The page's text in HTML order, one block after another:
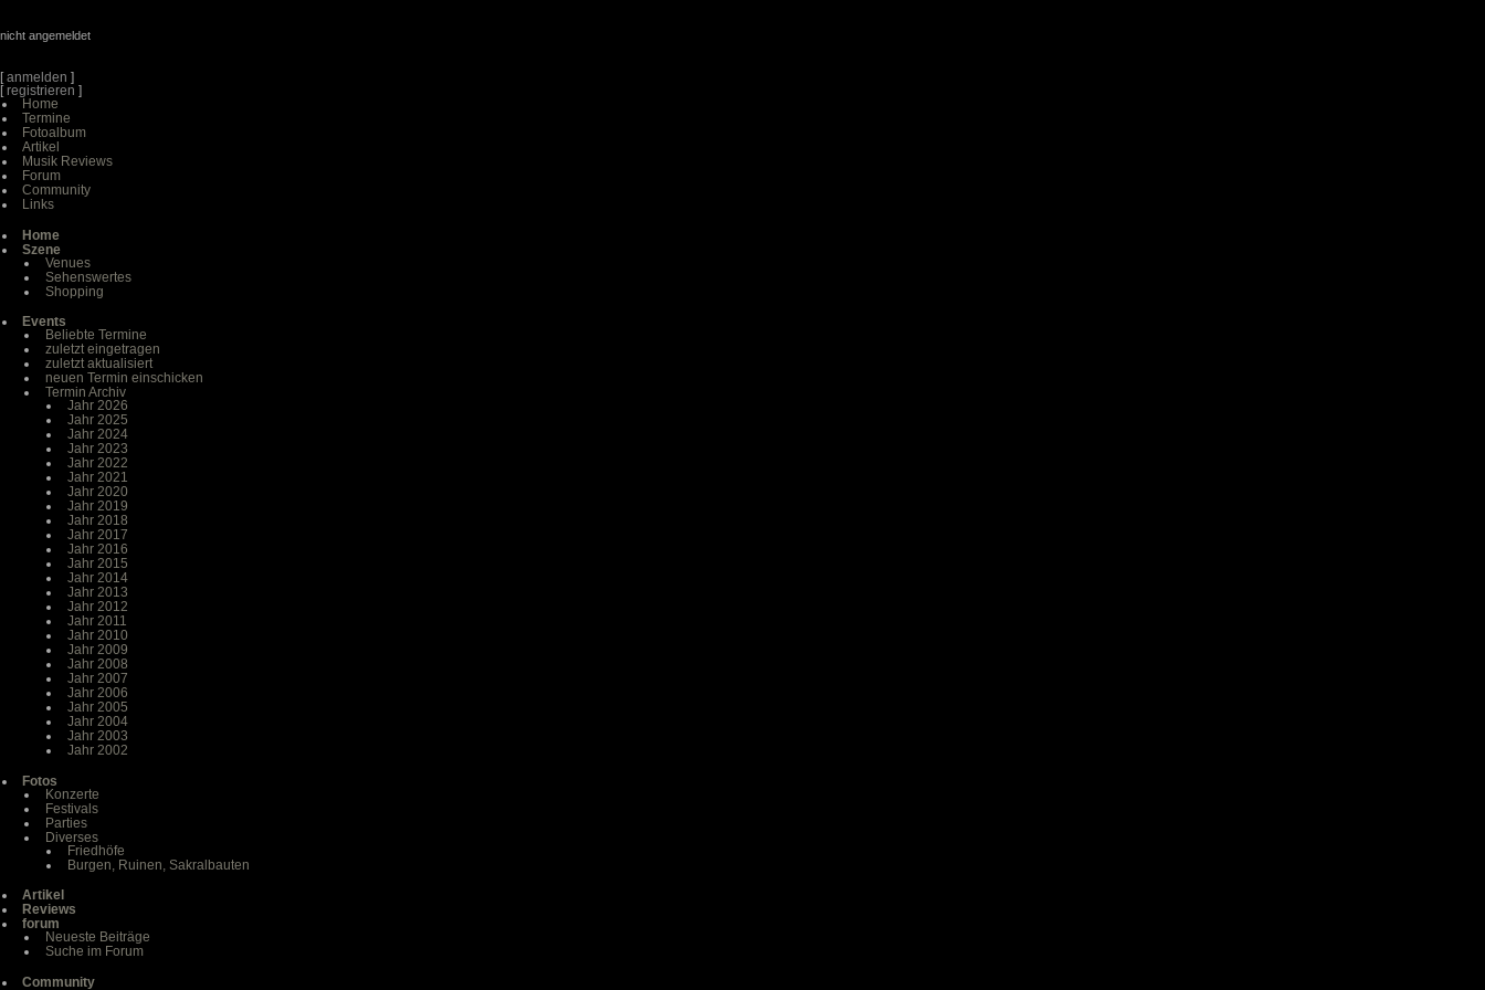
nicht angemeldet
[anmelden ]
[registrieren ]
Home
Termine
Fotoalbum
Artikel
Musik Reviews
Forum
Community
Links
Home
Szene
Venues
Sehenswertes
Shopping
Events
Beliebte Termine
zuletzt eingetragen
zuletzt aktualisiert
neuen Termin einschicken
Termin Archiv
Jahr 2026
Jahr 2025
Jahr 2024
Jahr 2023
Jahr 2022
Jahr 2021
Jahr 2020
Jahr 2019
Jahr 2018
Jahr 2017
Jahr 2016
Jahr 2015
Jahr 2014
Jahr 2013
Jahr 2012
Jahr 2011
Jahr 2010
Jahr 2009
Jahr 2008
Jahr 2007
Jahr 2006
Jahr 2005
Jahr 2004
Jahr 2003
Jahr 2002
Fotos
Konzerte
Festivals
Parties
Diverses
Friedhöfe
Burgen, Ruinen, Sakralbauten
Artikel
Reviews
forum
Neueste Beiträge
Suche im Forum
Community